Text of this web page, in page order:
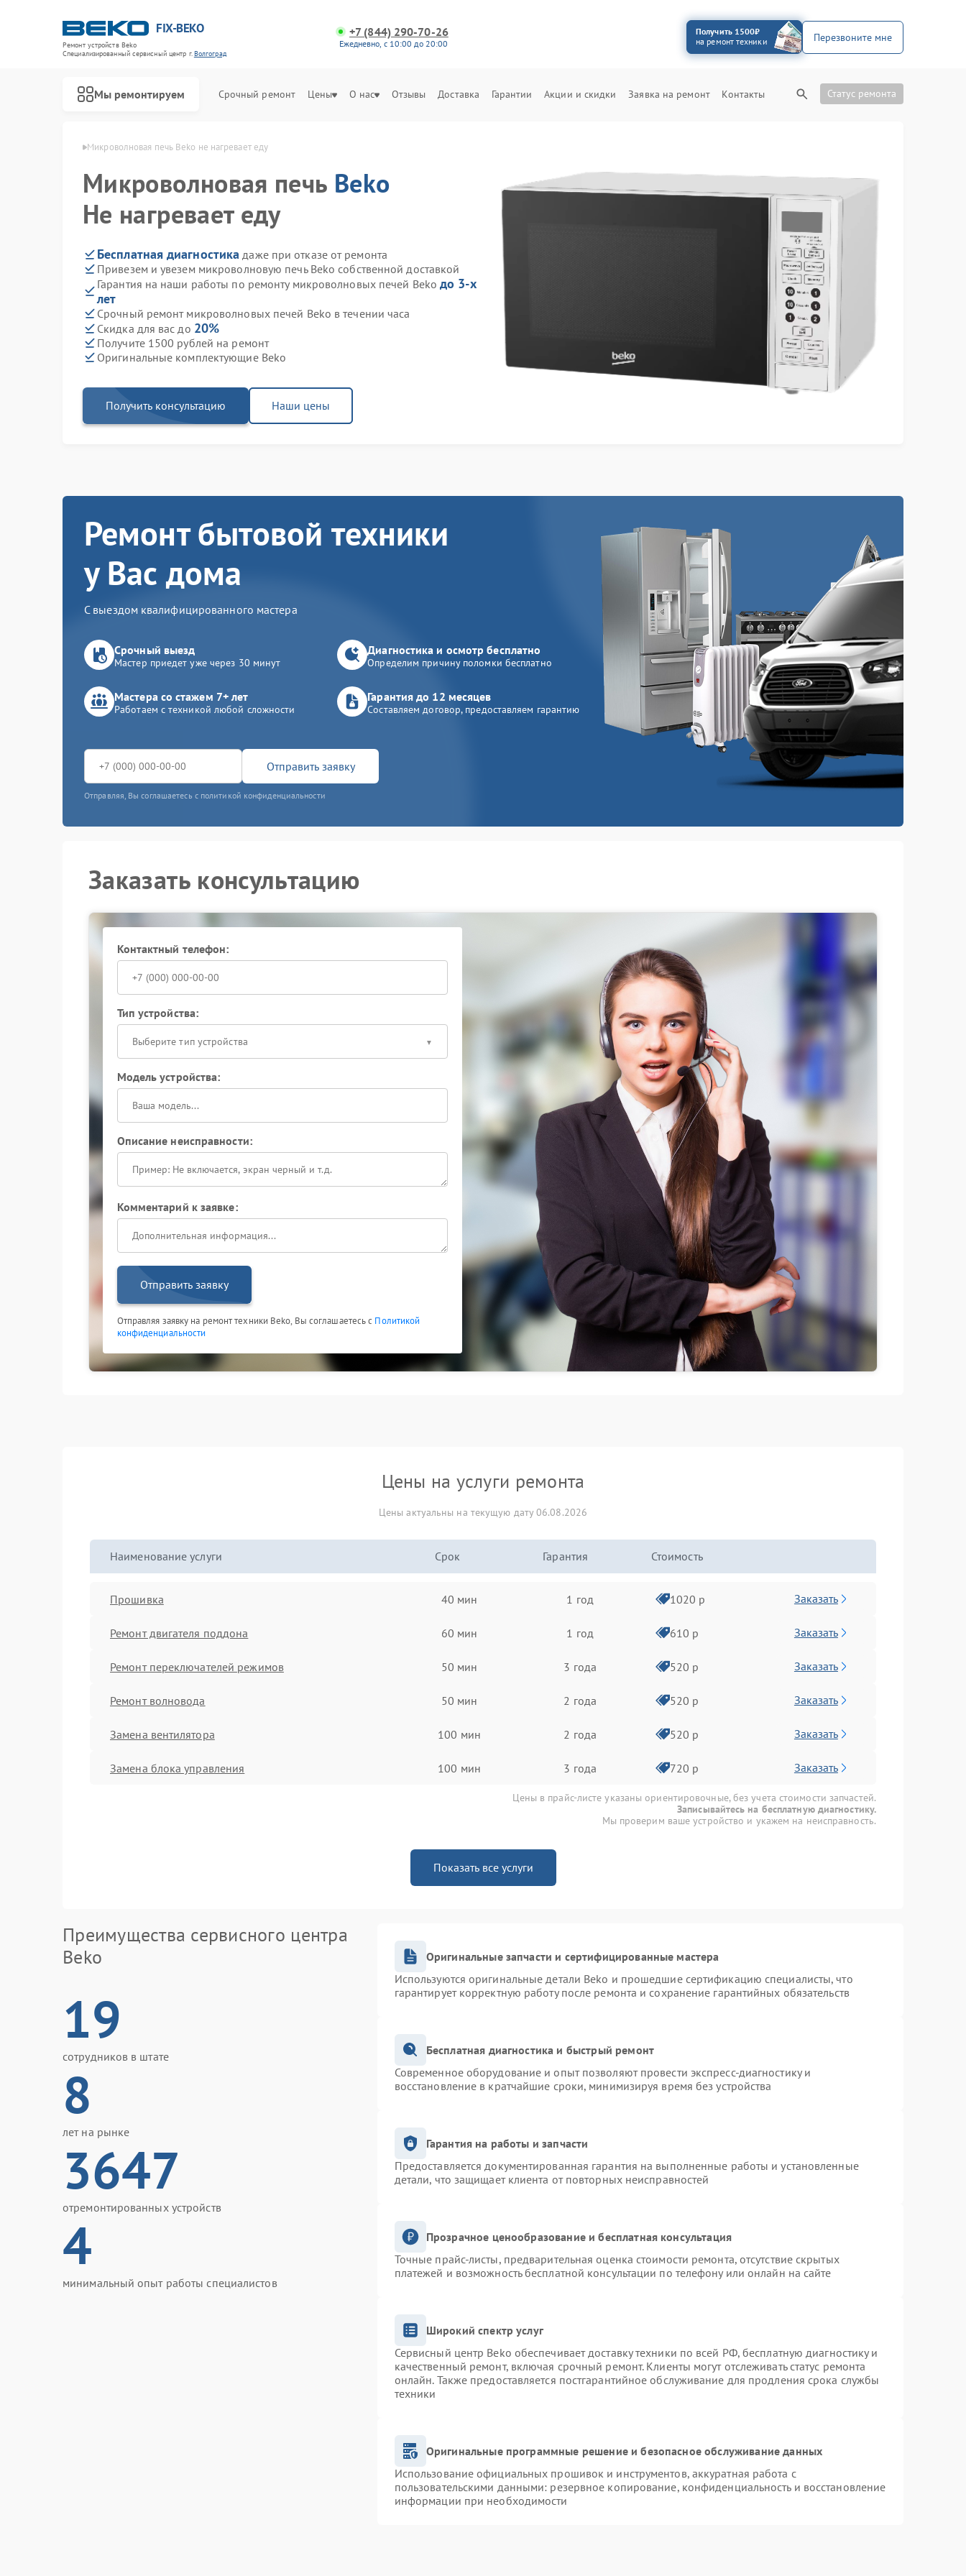
FIX-BEKO
Ремонт устройств Beko
Специализированный cервисный центр г.Волгоград
+7 (844) 290-70-26
Ежедневно, с 10:00 до 20:00
Получить 1500₽
на ремонт техники
Перезвоните мне
Мы ремонтируем Срочный ремонт Цены О нас Отзывы Доставка Гарантии Акции и скидки Заявка на ремонт Контакты Статус ремонта
в Волгограде Микроволновая печь Beko не нагревает еду
Микроволновая печь Beko
Не нагревает еду
Бесплатная диагностика даже при отказе от ремонта
Привезем и увезем микроволновую печь Beko собственной доставкой
Гарантия на наши работы по ремонту микроволновых печей Beko до 3-х
лет
Срочный ремонт микроволновых печей Beko в течении часа
Скидка для вас до 20%
Получите 1500 рублей на ремонт
Оригинальные комплектующие Beko
Получить консультацию Наши цены
Ремонт бытовой техники
у Вас дома
С выездом квалифицированного мастера
Срочный выезд
Мастер приедет уже через 30 минут
Диагностика и осмотр бесплатно
Определим причину поломки бесплатно
Мастера со стажем 7+ лет
Работаем с техникой любой сложности
Гарантия до 12 месяцев
Составляем договор, предоставляем гарантию
Отправить заявку
Отправляя, Вы соглашаетесь с политикой конфиденциальности
Заказать консультацию
Контактный телефон:
Тип устройства:
Выберите тип устройства
Модель устройства:
Описание неисправности:
Комментарий к заявке:
Отправить заявку
Отправляя заявку на ремонт техники Beko, Вы соглашаетесь с Политикой
конфиденциальности
Цены на услуги ремонта
Цены актуальны на текущую дату 06.08.2026
Наименование услуги Срок Гарантия Стоимость
Прошивка 40 мин 1 год 1020 р Заказать
Ремонт двигателя поддона 60 мин 1 год 610 р Заказать
Ремонт переключателей режимов 50 мин 3 года 520 р Заказать
Ремонт волновода 50 мин 2 года 520 р Заказать
Замена вентилятора 100 мин 2 года 520 р Заказать
Замена блока управления 100 мин 3 года 720 р Заказать
Цены в прайс-листе указаны ориентировочные, без учета стоимости запчастей.
Записывайтесь на бесплатную диагностику.
Мы проверим ваше устройство и укажем на неисправность.
Показать все услуги
Преимущества сервисного центра
Beko
19
сотрудников в штате
8
лет на рынке
3647
отремонтированных устройств
4
минимальный опыт работы специалистов
Оригинальные запчасти и сертифицированные мастера
Используются оригинальные детали Beko и прошедшие сертификацию специалисты, что
гарантирует корректную работу после ремонта и сохранение гарантийных обязательств
Бесплатная диагностика и быстрый ремонт
Современное оборудование и опыт позволяют провести экспресс-диагностику и
восстановление в кратчайшие сроки, минимизируя время без устройства
Гарантия на работы и запчасти
Предоставляется документированная гарантия на выполненные работы и установленные
детали, что защищает клиента от повторных неисправностей
Прозрачное ценообразование и бесплатная консультация
Точные прайс-листы, предварительная оценка стоимости ремонта, отсутствие скрытых
платежей и возможность бесплатной консультации по телефону или онлайн на сайте
Широкий спектр услуг
Сервисный центр Beko обеспечивает доставку техники по всей РФ, бесплатную диагностику и
качественный ремонт, включая срочный ремонт. Клиенты могут отслеживать статус ремонта
онлайн. Также предоставляется постгарантийное обслуживание для продления срока службы
техники
Оригинальные программные решение и безопасное обслуживание данных
Использование официальных прошивок и инструментов, аккуратная работа с
пользовательскими данными: резервное копирование, конфиденциальность и восстановление
информации при необходимости